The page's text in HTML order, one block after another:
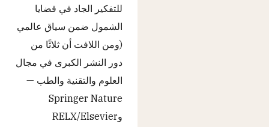
للتفكير الجاد في قضايا
الشمول ضمن سياق عالمي
(ومن اللافت أن ثلاثًا من
دور النشر الكبرى في مجال
العلوم والتقنية والطب —
Springer Nature
وRELX/Elsevier